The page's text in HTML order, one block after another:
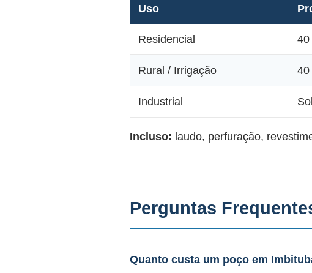
Uso
Residencial 40
Rural / Irrigação 40
Industrial
Incluso: laudo, perfuração,
Perguntas
Quanto custa um poço em